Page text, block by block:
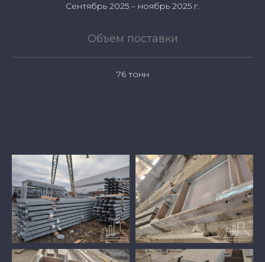
Сентябрь 2025 – ноябрь 2025 г.
Объем поставки
76 тонн